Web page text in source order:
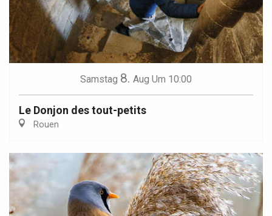
Samstag 8. Aug Um 10:00
Le Donjon des tout-petits
Rouen